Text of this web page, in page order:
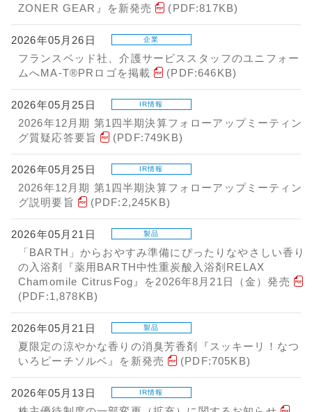
ZONER GEAR』を新発売
(PDF:817KB)
2026年05月26日 企業
フランスベッド社、介護サービススタッフのユニフォー
ムへMA-T®PRロゴを掲載
(PDF:646KB)
2026年05月25日 IR情報
2026年12月期 第1四半期決算フォローアップミーティン
グ質疑応答要旨
(PDF:749KB)
2026年05月25日 IR情報
2026年12月期 第1四半期決算フォローアップミーティン
グ説明要旨
(PDF:2,245KB)
2026年05月21日 製品
「BARTH」からおやすみ準備にぴったりなやさしい香り
の入浴剤『薬用BARTH中性重炭酸入浴剤RELAX
Chamomile CitrusFog』を2026年8月21日（金）発売
(PDF:1,878KB)
2026年05月21日 製品
夏限定の涼やかな香りの消臭芳香剤『スッキーリ！なつ
いろピーチソルベ』を新発売
(PDF:705KB)
2026年05月13日 IR情報